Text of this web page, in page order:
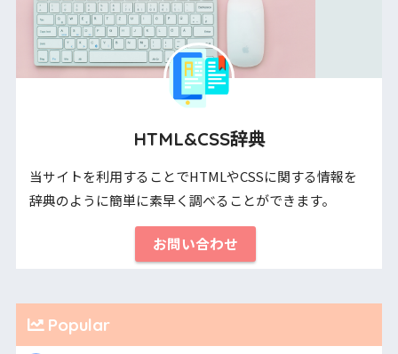
HTML&CSS辞典
当サイトを利用することでHTMLやCSSに関する情報を
辞典のように簡単に素早く調べることができます。
お問い合わせ
Popular